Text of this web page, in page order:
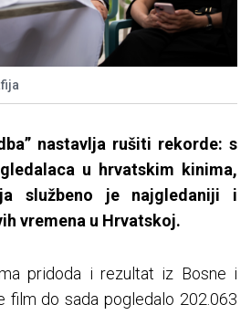
nastavlja rušiti rekorde: s
u hrvatskim kinima,
službeno je najgledaniji i
vremena u Hrvatskoj.
pridoda i rezultat iz Bosne i
film do sada pogledalo 202.063